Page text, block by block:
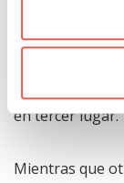
encuestados
alcance en
respecto al
en tercer lugar.
Mientras que